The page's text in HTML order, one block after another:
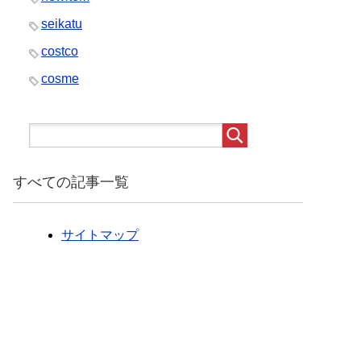
seikatu
costco
cosme
すべての記事一覧
サイトマップ